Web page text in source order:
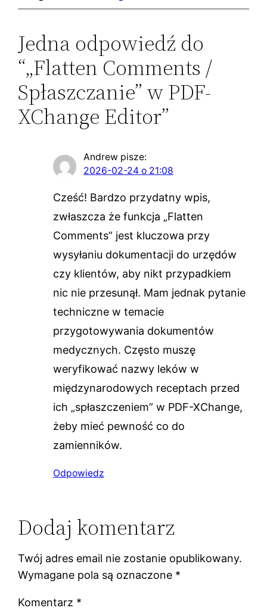
Jedna odpowiedź do
“„Flatten Comments /
Spłaszczanie” w PDF-
XChange Editor”
Andrew pisze:
2026-02-24 o 21:08
Cześć! Bardzo przydatny wpis,
zwłaszcza że funkcja „Flatten
Comments” jest kluczowa przy
wysyłaniu dokumentacji do urzędów
czy klientów, aby nikt przypadkiem
nic nie przesunął. Mam jednak pytanie
techniczne w temacie
przygotowywania dokumentów
medycznych. Często muszę
weryfikować nazwy leków w
międzynarodowych receptach przed
ich „spłaszczeniem” w PDF-XChange,
żeby mieć pewność co do
zamienników.
Odpowiedz
Dodaj komentarz
Twój adres email nie zostanie opublikowany.
Wymagane pola są oznaczone *
Komentarz *